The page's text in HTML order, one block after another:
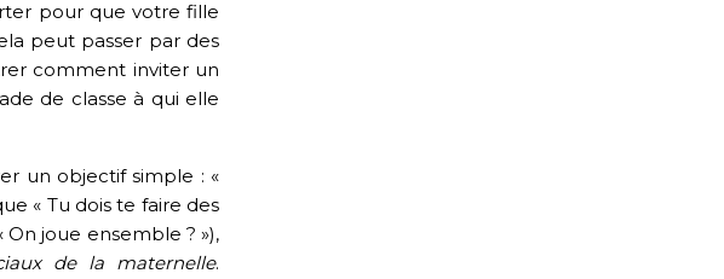
pour que votre fille
peut passer par des
comment inviter un
de classe à qui elle
un objectif simple : «
« Tu dois te faire des
On joue ensemble ? »),
de la maternelle.